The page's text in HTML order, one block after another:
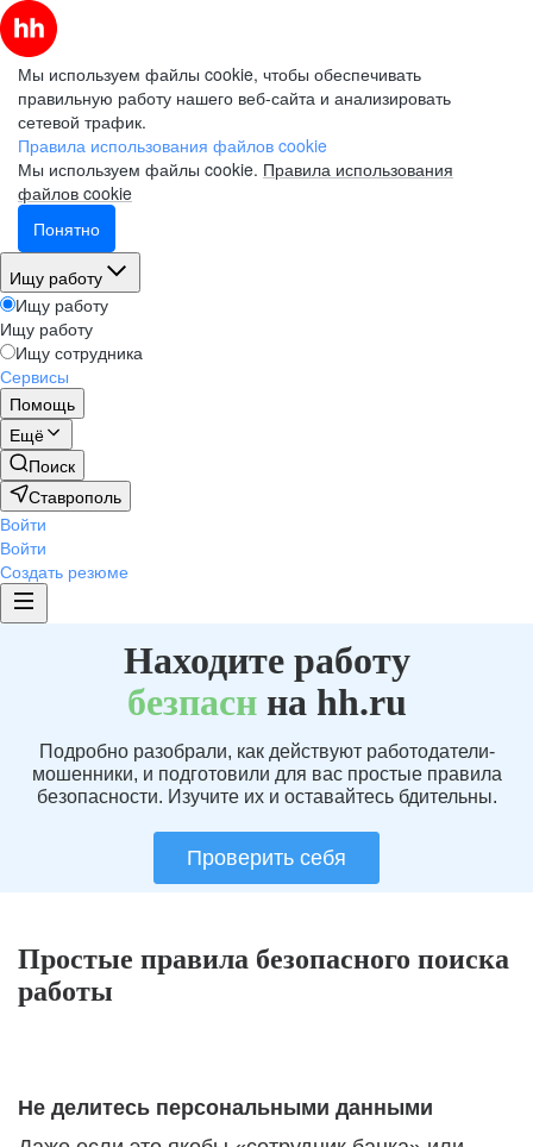
Мы используем файлы cookie, чтобы обеспечивать
правильную работу нашего веб-сайта и анализировать
сетевой трафик.
Правила использования файлов cookie
Мы используем файлы cookie. Правила использования
файлов cookie
Понятно
Ищу работу
Ищу работу
Ищу работу
Ищу сотрудника
Сервисы
Помощь
Ещё
Поиск
Ставрополь
Войти
Войти
Создать резюме
Находите работу
безпаснна hh.ru
Подробно разобрали, как действуют работодатели-
мошенники, и подготовили для вас простые правила
безопасности. Изучите их и оставайтесь бдительны.
Проверить себя
Простые правила безопасного поиска
работы
Не делитесь персональными данными